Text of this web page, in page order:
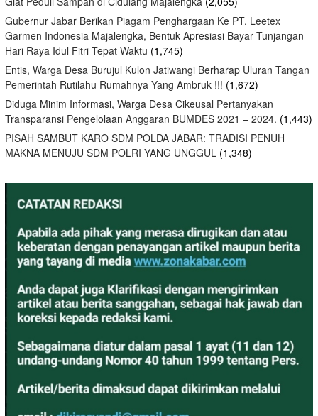
Gubernur Jabar Berikan Piagam Penghargaan Ke PT. Leetex
Garmen Indonesia Majalengka, Bentuk Apresiasi Bayar Tunjangan
Hari Raya Idul Fitri Tepat Waktu (1,745)
Entis, Warga Desa Burujul Kulon Jatiwangi Berharap Uluran Tangan
Pemerintah Rutilahu Rumahnya Yang Ambruk !!! (1,672)
Diduga Minim Informasi, Warga Desa Cikeusal Pertanyakan
Transparansi Pengelolaan Anggaran BUMDES 2021 – 2024. (1,443)
PISAH SAMBUT KARO SDM POLDA JABAR: TRADISI PENUH
MAKNA MENUJU SDM POLRI YANG UNGGUL (1,348)